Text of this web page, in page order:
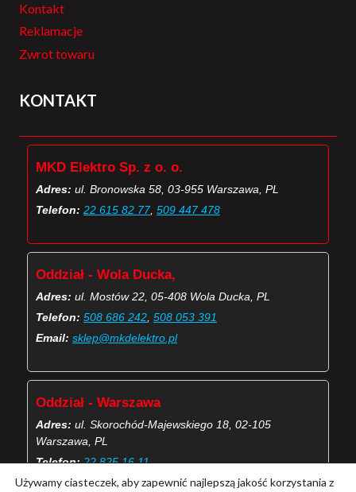
Kontakt
Reklamacje
Zwrot towaru
KONTAKT
MKD Elektro Sp. z o. o.
Adres: ul. Bronowska 58, 03-955 Warszawa, PL
Telefon: 22 615 82 77, 509 447 478
Oddział - Wola Ducka,
Adres: ul. Mostów 22, 05-408 Wola Ducka, PL
Telefon: 508 686 242, 508 053 391
Email: sklep@mkdelektro.pl
Oddział - Warszawa
Adres: ul. Skorochód-Majewskiego 18, 02-105
Warszawa, PL
Telefon: 22 825 16 11
Email: skorochod@mkdelektro.pl
Używamy ciasteczek, aby zapewnić najlepszą jakość korzystania z